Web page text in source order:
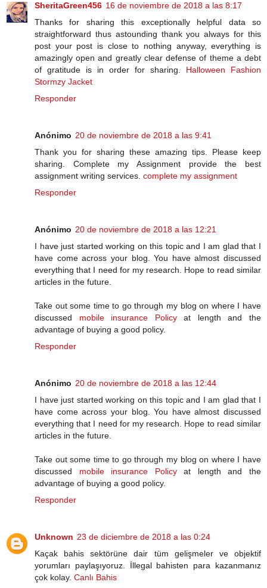
SheritaGreen456 16 de noviembre de 2018 a las 8:17
Thanks for sharing this exceptionally helpful data so
straightforward thus astounding thank you always for this
post your post is close to nothing anyway, everything is
amazingly open and greatly clear defense of theme a debt
of gratitude is in order for sharing. Halloween Fashion
Stormzy Jacket
Responder
Anónimo 20 de noviembre de 2018 a las 9:41
Thank you for sharing these amazing tips. Please keep
sharing. Complete my Assignment provide the best
assignment writing services. complete my assignment
Responder
Anónimo 20 de noviembre de 2018 a las 12:21
I have just started working on this topic and I am glad that I
have come across your blog. You have almost discussed
everything that I need for my research. Hope to read similar
articles in the future.
Take out some time to go through my blog on where I have
discussed mobile insurance Policyat length and the
advantage of buying a good policy.
Responder
Anónimo 20 de noviembre de 2018 a las 12:44
I have just started working on this topic and I am glad that I
have come across your blog. You have almost discussed
everything that I need for my research. Hope to read similar
articles in the future.
Take out some time to go through my blog on where I have
discussed mobile insurance Policyat length and the
advantage of buying a good policy.
Responder
Unknown 23 de diciembre de 2018 a las 0:24
Kaçak bahis sektörüne dair tüm gelişmeler ve objektif
yorumları paylaşıyoruz. İllegal bahisten para kazanmanız
çok kolay. Canlı Bahis